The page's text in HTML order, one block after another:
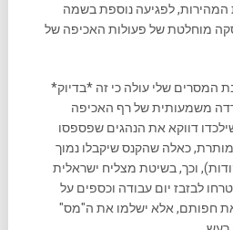
לפגיעה נוספת בשמה
מוחלטת של פעולות האכיפה של
המסרים שלי עולה כי זה *בדיוק*
משמעותית של רף האכיפה
דווקא את הנהגים שפספסו
כאלה שהקנס שיקבלו נמוך
ללא נקודות), וכך, בשיטת מצליח ישראלית
לבזבז יום עבודה וכספים על
את חפותם, אלא ישלמו את ה"מס"